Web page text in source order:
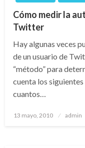
Cómo medir la
Twitter
Hay algunas veces
de un usuario de
“método” para
cuenta los
cuantos…
Publicado
13 mayo, 2010 admin